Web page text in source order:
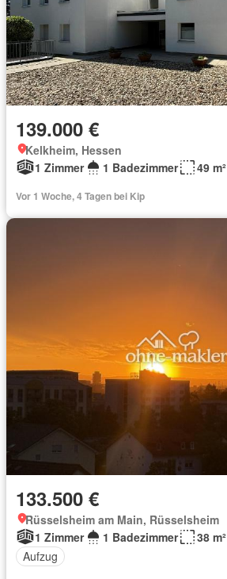
139.000 €
Kelkheim, Hessen
1 Zimmer
1 Badezimmer 49 m²
Vor 1 Woche, 4 Tagen bei Kip
133.500 €
Rüsselsheim am Main, Rüsselsheim
1 Zimmer
1 Badezimmer
38 m²
Aufzug